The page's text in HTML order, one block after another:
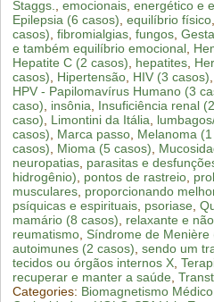
Staggs.
emocionais, energético e
Epilepsia (6 casos) equilíbrio físico,
casos) fibromialgias, fungos,
e também equilíbrio emocional,
Hepatite C (2 casos)
hepatites,
casos)
Hipertensão, HIV (3 casos)
HPV - Papilomavírus Humano (3
caso)
insônia Insuficiência renal
caso)
Limontini da Itália
casos)
Marca passo, Melanoma
casos)
Mioma (5 casos)
neuropatias, parasitas e
hidrogênio)
pontos de rastreio,
musculares, proporcionando
psíquicas e espirituais, psoriase
mamário (8 casos)
relaxante e
reumatismo, Síndrome de Menière
autoimunes (2 casos) sendo um
tecidos ou órgãos internos X,
recuperar e manter a saúde
Categories: Biomagnetismo Médico,